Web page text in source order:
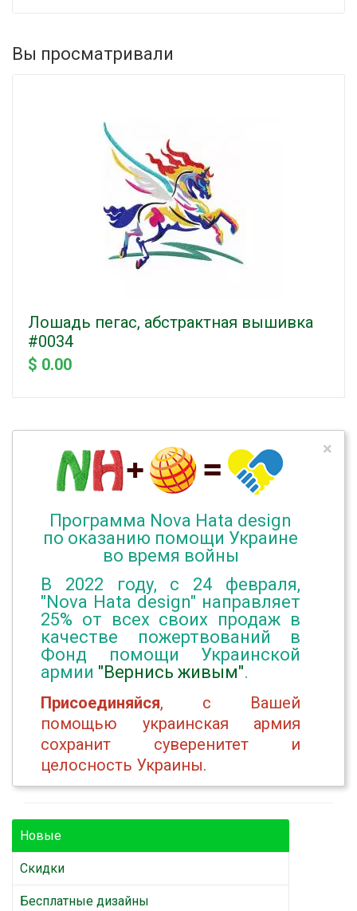
Вы просматривали
Лошадь пегас, абстрактная вышивка
#0034
$ 0.00
Программа Nova Hata design
по оказанию помощи Украине
во время войны
В 2022 году, с 24 февраля,
"Nova Hata design" направляет
25% от всех своих продаж в
качестве пожертвований в
Фонд помощи Украинской
армии "Вернись живым".
Присоединяйся, с Вашей
помощью украинская армия
сохранит суверенитет и
целосность Украины.
×
Новые
Скидки
Бесплатные дизайны